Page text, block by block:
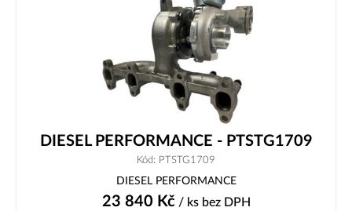
DIESEL PERFORMANCE - PTSTG1709
Kód: PTSTG1709
DIESEL PERFORMANCE
23 840 Kč/ ks bez DPH